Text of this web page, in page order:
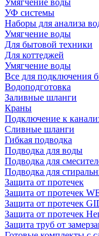
УФ системы
Наборы для анализа
Умягчение воды
Для бытовой техники
Для коттеджей
Умягчение воды
Все для подключения
Водоподготовка
Заливные шланги
Краны
Подключение к
Сливные шланги
Гибкая подводка
Подводка для воды
Подводка для
Подводка для
Защита от протечек
Защита от протечек
Защита от протечек
Защита от протечек
Защита труб от